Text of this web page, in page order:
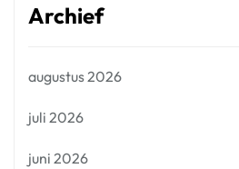
Archief
augustus 2026
juli 2026
juni 2026